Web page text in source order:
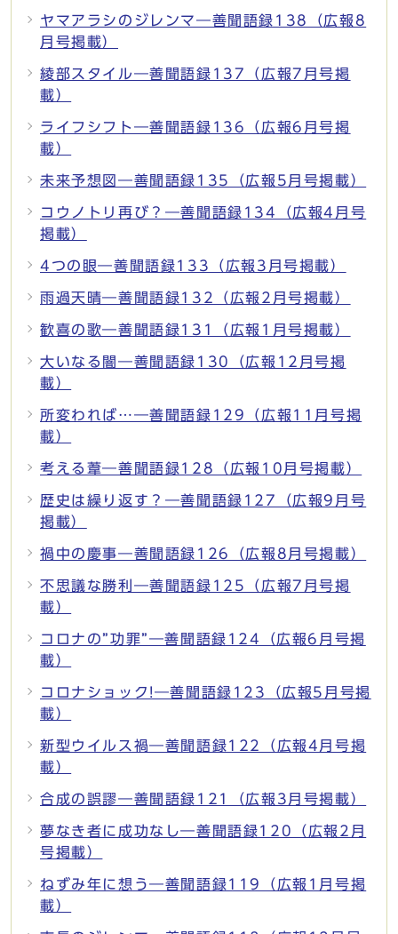
ヤマアラシのジレンマ―善聞語録138（広報8
月号掲載）
綾部スタイル―善聞語録137（広報7月号掲
載）
ライフシフト―善聞語録136（広報6月号掲
載）
未来予想図―善聞語録135（広報5月号掲載）
コウノトリ再び？―善聞語録134（広報4月号
掲載）
4つの眼―善聞語録133（広報3月号掲載）
雨過天晴―善聞語録132（広報2月号掲載）
歓喜の歌―善聞語録131（広報1月号掲載）
大いなる闇―善聞語録130（広報12月号掲
載）
所変われば…―善聞語録129（広報11月号掲
載）
考える葦―善聞語録128（広報10月号掲載）
歴史は繰り返す？―善聞語録127（広報9月号
掲載）
禍中の慶事―善聞語録126（広報8月号掲載）
不思議な勝利―善聞語録125（広報7月号掲
載）
コロナの”功罪”―善聞語録124（広報6月号掲
載）
コロナショック!―善聞語録123（広報5月号掲
載）
新型ウイルス禍―善聞語録122（広報4月号掲
載）
合成の誤謬―善聞語録121（広報3月号掲載）
夢なき者に成功なし―善聞語録120（広報2月
号掲載）
ねずみ年に想う―善聞語録119（広報1月号掲
載）